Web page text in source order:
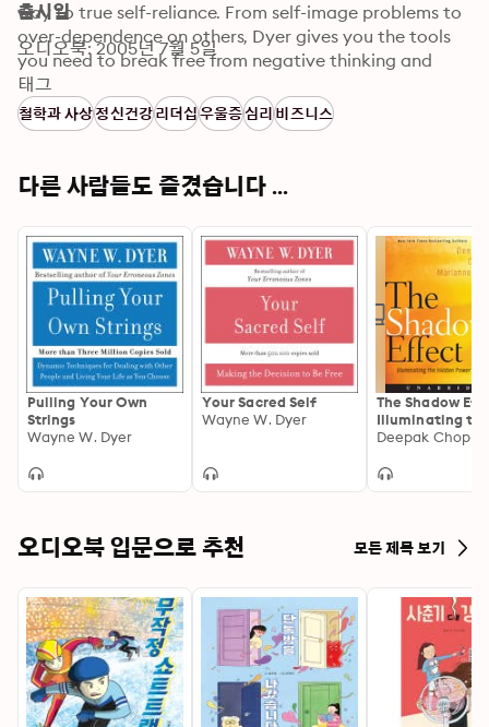
way to true self-reliance. From self-image problems to
over-dependence on others, Dyer gives you the tools
you need to break free from negative thinking and
enjoy life to the fullest.
출시일
오디오북: 2005년 7월 5일
태그
철학과 사상정신건강리더십우울증심리비즈니스
다른 사람들도 즐겼습니다 ...
Pulling Your Own
Strings
Wayne W. Dyer
Your Sacred Self
Wayne W. Dyer
The Shadow
Illuminating
Hidden Power
오디오북 입문으로 추천 모든 제목 보기